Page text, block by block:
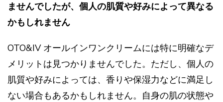
ませんでしたが、個人の肌質や好みによって異なる
かもしれません
OTO&IV オールインワンクリームには特に明確なデ
メリットは見つかりませんでした。ただし、個人の
肌質や好みによっては、香りや保湿力などに満足し
ない場合もあるかもしれません。自身の肌の状態や